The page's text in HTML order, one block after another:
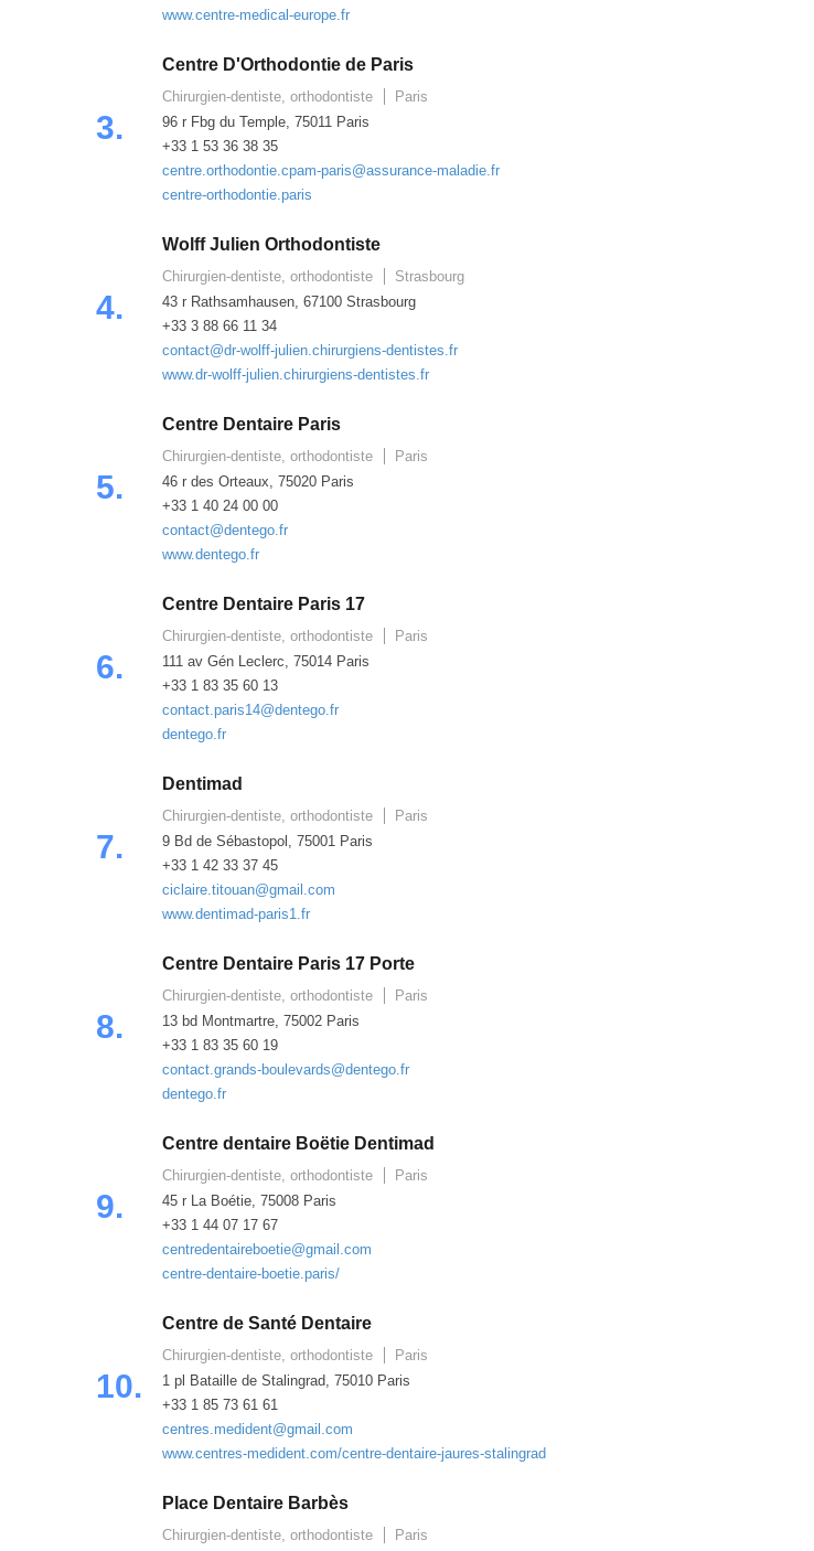
www.centre-medical-europe.fr
3.
Centre D'Orthodontie de Paris
Chirurgien-dentiste, orthodontiste
Paris
96 r Fbg du Temple, 75011 Paris
+33 1 53 36 38 35
centre.orthodontie.cpam-paris@assurance-maladie.fr
centre-orthodontie.paris
4.
Wolff Julien Orthodontiste
Chirurgien-dentiste, orthodontiste
Strasbourg
43 r Rathsamhausen, 67100 Strasbourg
+33 3 88 66 11 34
contact@dr-wolff-julien.chirurgiens-dentistes.fr
www.dr-wolff-julien.chirurgiens-dentistes.fr
5.
Centre Dentaire Paris
Chirurgien-dentiste, orthodontiste
Paris
46 r des Orteaux, 75020 Paris
+33 1 40 24 00 00
contact@dentego.fr
www.dentego.fr
6.
Centre Dentaire Paris 17
Chirurgien-dentiste, orthodontiste
Paris
111 av Gén Leclerc, 75014 Paris
+33 1 83 35 60 13
contact.paris14@dentego.fr
dentego.fr
7.
Dentimad
Chirurgien-dentiste, orthodontiste
Paris
9 Bd de Sébastopol, 75001 Paris
+33 1 42 33 37 45
ciclaire.titouan@gmail.com
www.dentimad-paris1.fr
8.
Centre Dentaire Paris 17 Porte
Chirurgien-dentiste, orthodontiste
Paris
13 bd Montmartre, 75002 Paris
+33 1 83 35 60 19
contact.grands-boulevards@dentego.fr
dentego.fr
9.
Centre dentaire Boëtie Dentimad
Chirurgien-dentiste, orthodontiste
Paris
45 r La Boétie, 75008 Paris
+33 1 44 07 17 67
centredentaireboetie@gmail.com
centre-dentaire-boetie.paris/
10.
Centre de Santé Dentaire
Chirurgien-dentiste, orthodontiste
Paris
1 pl Bataille de Stalingrad, 75010 Paris
+33 1 85 73 61 61
centres.medident@gmail.com
www.centres-medident.com/centre-dentaire-jaures-stalingrad
Place Dentaire Barbès
Chirurgien-dentiste, orthodontiste
Paris